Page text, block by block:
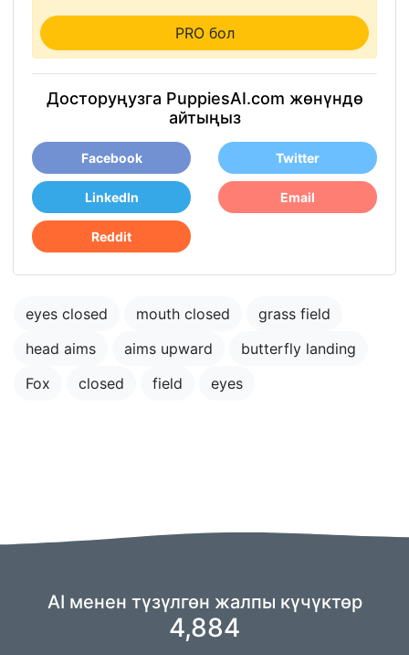
PRO бол
Досторуңузга PuppiesAI.com жөнүндө
айтыңыз
Facebook Twitter
LinkedIn Email
Reddit
eyes closed mouth closed
grass field
head aims
aims upward
butterfly landing
Fox
closed field eyes
AI менен түзүлгөн жалпы күчүктөр
4,884